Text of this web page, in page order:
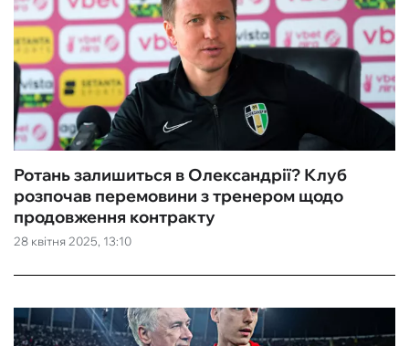
28 квітня 2025, 13:10
Ротань залишиться в Олександрії? Клуб
розпочав перемовини з тренером щодо
продовження контракту